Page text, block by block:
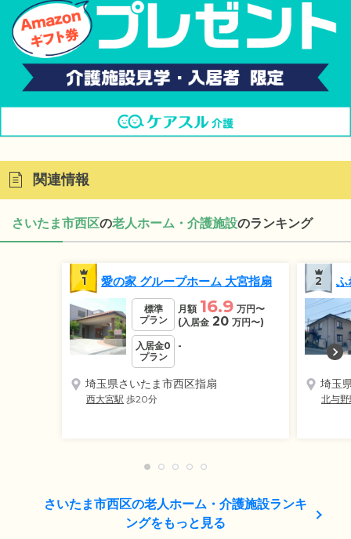
関連情報
さいたま市西区の老人ホーム・介護施設のランキング
1 愛の家 グループホーム 大宮指扇
標準
プラン
月額 16.9 万円〜
(入居金 20 万円〜)
入居金0
プラン
-
埼玉県さいたま市西区指扇
西大宮駅 歩20分
2 ふ
埼玉
北与
さいたま市西区の老人ホーム・介護施設ランキ
ングをもっと見る